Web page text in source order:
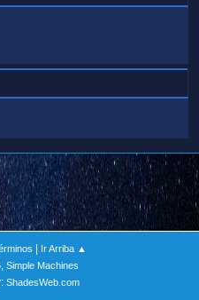
Ir Arriba ▲
, Simple Machines
ShadesWeb.com